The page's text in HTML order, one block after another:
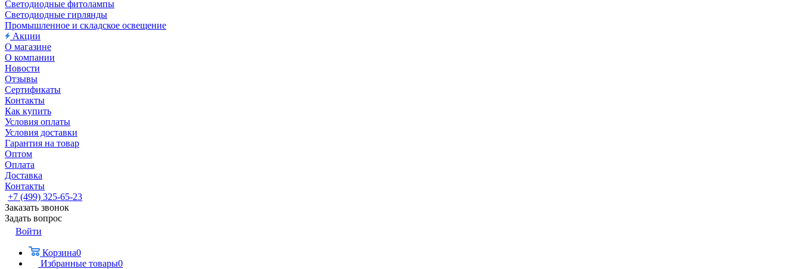
Светодиодные фитолампы
Светодиодные гирлянды
Промышленное и складское освещение
Акции
О магазине
О компании
Новости
Отзывы
Сертификаты
Контакты
Как купить
Условия оплаты
Условия доставки
Гарантия на товар
Оптом
Оплата
Доставка
Контакты
+7 (499) 325-65-23
Заказать звонок
Задать вопрос
Войти
Корзина0
Избранные товары0